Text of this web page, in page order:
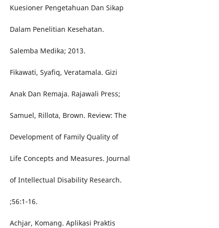
Kuesioner Pengetahuan Dan Sikap
Dalam Penelitian Kesehatan.
Salemba Medika; 2013.
Fikawati, Syafiq, Veratamala. Gizi
Anak Dan Remaja. Rajawali Press;
Samuel, Rillota, Brown. Review: The
Development of Family Quality of
Life Concepts and Measures. Journal
of Intellectual Disability Research.
;56:1-16.
Achjar, Komang. Aplikasi Praktis